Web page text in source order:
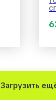
Загрузить